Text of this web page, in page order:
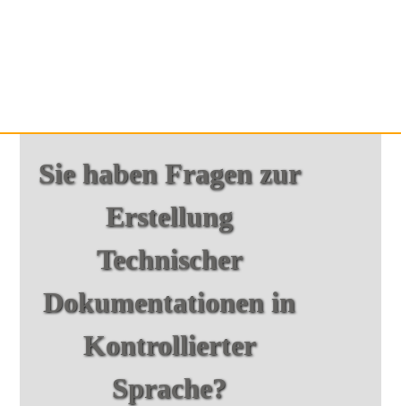
Sie haben Fragen zur
Erstellung
Technischer
Dokumentationen in
Kontrollierter
Sprache?